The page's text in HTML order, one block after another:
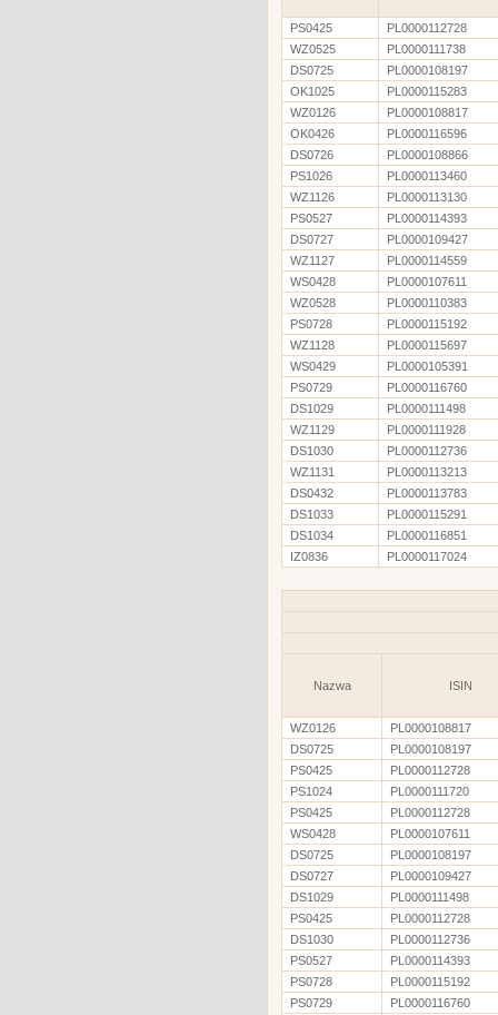
PS0425
PL0000112728
WZ0525
PL0000111738
DS0725
PL0000108197
OK1025
PL0000115283
WZ0126
PL0000108817
OK0426
PL0000116596
DS0726
PL0000108866
PS1026
PL0000113460
WZ1126
PL0000113130
PS0527
PL0000114393
DS0727
PL0000109427
WZ1127
PL0000114559
WS0428
PL0000107611
WZ0528
PL0000110383
PS0728
PL0000115192
WZ1128
PL0000115697
WS0429
PL0000105391
PS0729
PL0000116760
DS1029
PL0000111498
WZ1129
PL0000111928
DS1030
PL0000112736
WZ1131
PL0000113213
DS0432
PL0000113783
DS1033
PL0000115291
DS1034
PL0000116851
IZ0836
PL0000117024
Nazwa ISIN
WZ0126
PL0000108817
DS0725
PL0000108197
PS0425
PL0000112728
PS1024
PL0000111720
PS0425
PL0000112728
WS0428
PL0000107611
DS0725
PL0000108197
DS0727
PL0000109427
DS1029
PL0000111498
PS0425
PL0000112728
DS1030
PL0000112736
PS0527
PL0000114393
PS0728
PL0000115192
PS0729
PL0000116760